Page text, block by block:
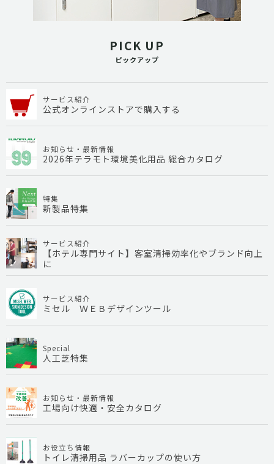
PICK UP
ピックアップ
サービス紹介
公式オンラインストアで購入する
お知らせ・最新情報
2026年テラモト環境美化用品 総合カタログ
特集
新製品特集
サービス紹介
【ホテル専門サイト】客室清掃効率化やブランド向上
に
サービス紹介
ミセル ＷＥＢデザインツール
Special
人工芝特集
お知らせ・最新情報
工場向け快適・安全カタログ
お役立ち情報
トイレ清掃用品 ラバーカップの使い方